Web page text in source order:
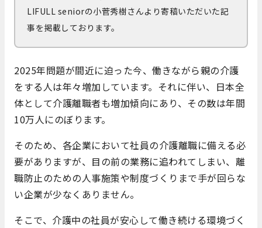
LIFULL seniorの小菅秀樹さんより寄稿いただいた記
事を掲載しております。
2025年問題が間近に迫った今、働きながら親の介護
をする人は年々増加しています。それに伴い、日本全
体として介護離職者も増加傾向にあり、その数は年間
10万人にのぼります。
そのため、各企業において社員の介護離職に備える必
要がありますが、目の前の業務に追われてしまい、離
職防止のための人事施策や制度づくりまで手が回らな
い企業が少なくありません。
そこで、介護中の社員が安心して働き続ける環境づく